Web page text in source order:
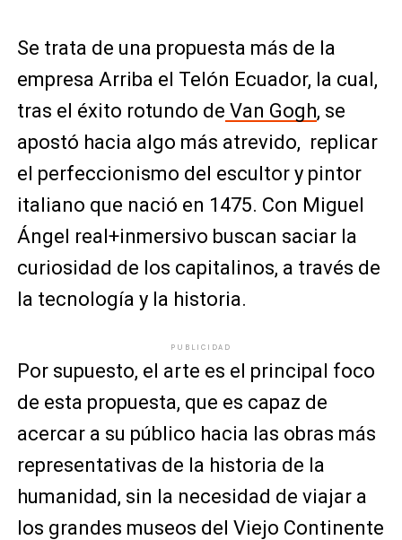
Se trata de una propuesta más de la
empresa Arriba el Telón Ecuador, la cual,
tras el éxito rotundo de Van Gogh, se
apostó hacia algo más atrevido, replicar
el perfeccionismo del escultor y pintor
italiano que nació en 1475. Con Miguel
Ángel real+inmersivo buscan saciar la
curiosidad de los capitalinos, a través de
la tecnología y la historia.
PUBLICIDAD
Por supuesto, el arte es el principal foco
de esta propuesta, que es capaz de
acercar a su público hacia las obras más
representativas de la historia de la
humanidad, sin la necesidad de viajar a
los grandes museos del Viejo Continente